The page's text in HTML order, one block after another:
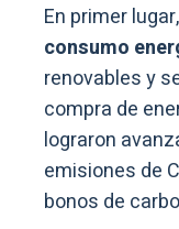
En primer
consumo
renovables y
compra de
lograron
emisiones de
bonos de